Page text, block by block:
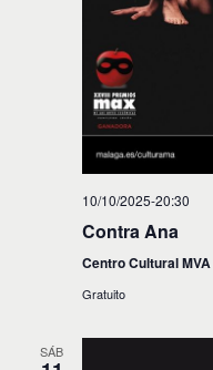
10/10/2025-20:30
Contra Ana
Centro Cultural MVA
Gratuito
SÁB